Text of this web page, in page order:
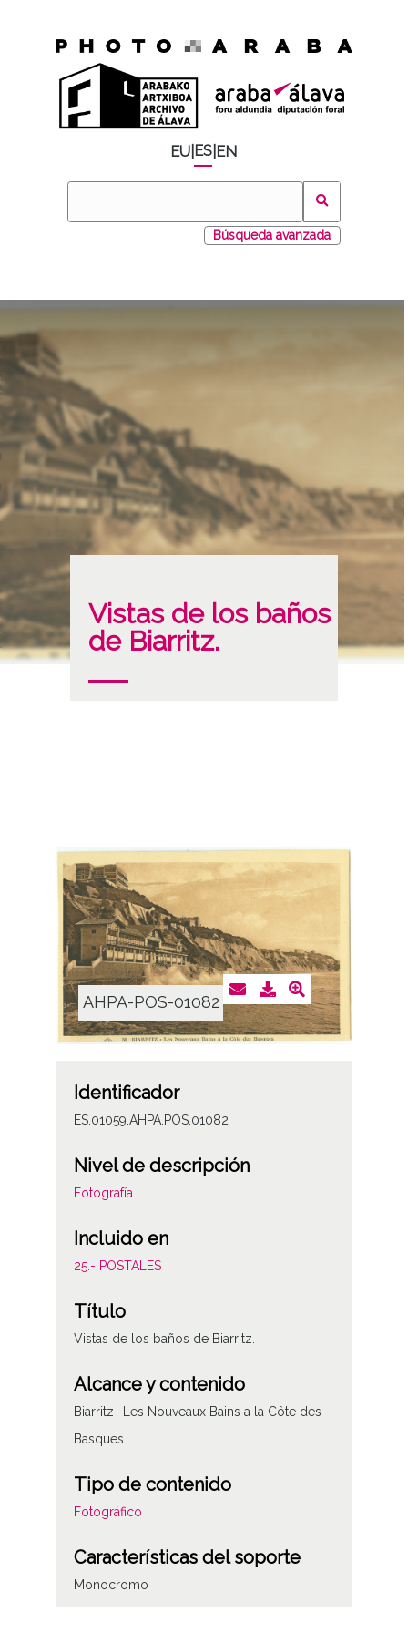
EU ES EN
Búsqueda avanzada
Vistas de los baños
de Biarritz.
AHPA-POS-01082
Identificador
ES.01059.AHPA.POS.01082
Nivel de descripción
Fotografía
Incluido en
25.- POSTALES
Título
Vistas de los baños de Biarritz.
Alcance y contenido
Biarritz -Les Nouveaux Bains a la Côte des
Basques.
Tipo de contenido
Fotográfico
Características del soporte
Monocromo
Fototipo